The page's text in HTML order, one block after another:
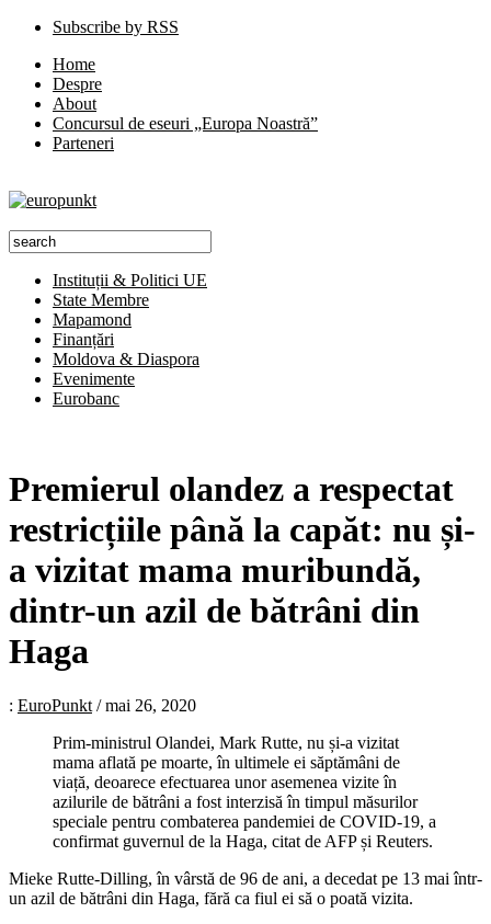
Subscribe by RSS
Home
Despre
About
Concursul de eseuri „Europa Noastră”
Parteneri
Instituții & Politici UE
State Membre
Mapamond
Finanțări
Moldova & Diaspora
Evenimente
Eurobanc
Premierul olandez a respectat
restricțiile până la capăt: nu și-
a vizitat mama muribundă,
dintr-un azil de bătrâni din
Haga
: EuroPunkt /mai 26, 2020
Prim-ministrul Olandei, Mark Rutte, nu și-a vizitat
mama aflată pe moarte, în ultimele ei săptămâni de
viață, deoarece efectuarea unor asemenea vizite în
azilurile de bătrâni a fost interzisă în timpul măsurilor
speciale pentru combaterea pandemiei de COVID-19, a
confirmat guvernul de la Haga, citat de AFP și Reuters.
Mieke Rutte-Dilling, în vârstă de 96 de ani, a decedat pe 13 mai într-
un azil de bătrâni din Haga, fără ca fiul ei să o poată vizita.